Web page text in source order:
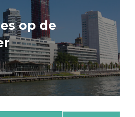
op de